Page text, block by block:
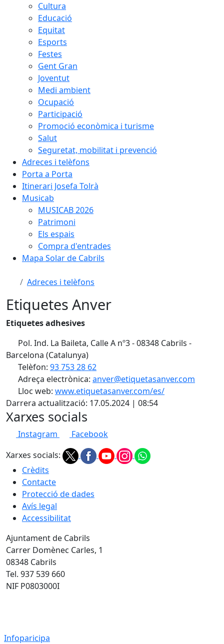
Cultura
Educació
Equitat
Esports
Festes
Gent Gran
Joventut
Medi ambient
Ocupació
Participació
Promoció econòmica i turisme
Salut
Seguretat, mobilitat i prevenció
Adreces i telèfons
Porta a Porta
Itinerari Josefa Tolrà
Musicab
MUSICAB 2026
Patrimoni
Els espais
Compra d'entrades
Mapa Solar de Cabrils
Adreces i telèfons
Etiquetes Anver
Etiquetes adhesives
Pol. Ind. La Baileta, Calle A nº3 - 08348 Cabrils -
Barcelona (Catalunya)
Telèfon: 93 753 28 62
Adreça electrònica: anver@etiquetasanver.com
Lloc web: www.etiquetasanver.com/es/
Darrera actualització: 17.05.2024 | 08:54
Xarxes socials
Instagram
Facebook
Xarxes socials:
Crèdits
Contacte
Protecció de dades
Avís legal
Accessibilitat
Ajuntament de Cabrils
Carrer Domènec Carles, 1
08348 Cabrils
Tel. 937 539 660
NIF P0803000I
Infoparicipa